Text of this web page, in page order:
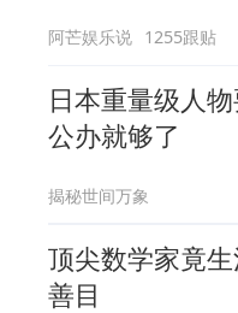
阿芒娱乐说 1255跟贴
日本重量级人
公办就够了
揭秘世间万象
顶尖数学家竟
善目